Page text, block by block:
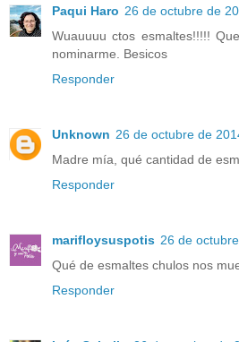
Paqui Haro 26 de octubre de
Wuauuuu ctos esmaltes!!!!!
nominarme. Besicos
Responder
Unknown 26 de octubre de
Madre mía, qué cantidad de
Responder
marifloysuspotis 26 de
Qué de esmaltes chulos nos
Responder